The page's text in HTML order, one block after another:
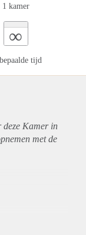
1 kamer
∞
tijd
deze Kamer in
met de